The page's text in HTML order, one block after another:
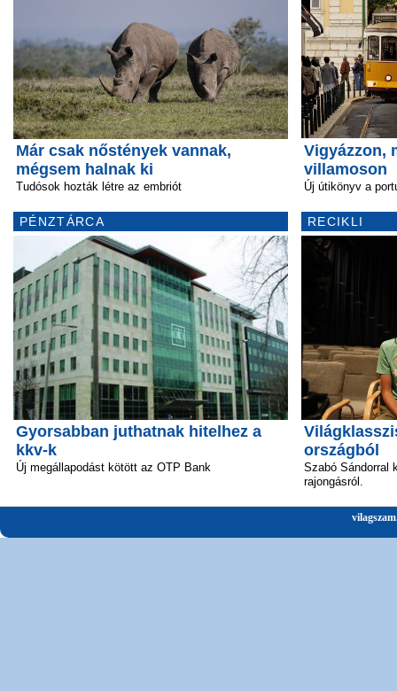
Már csak nőstények vannak,
mégsem halnak ki
Tudósok hozták létre az embriót
PÉNZTÁRCA
Gyorsabban juthatnak hitelhez a
kkv-k
Új megállapodást kötött az OTP Bank
Vigyázzon,
villamoson
Új útikönyv a
RECIKLI
országból
Szabó Sándorral
rajongásról.